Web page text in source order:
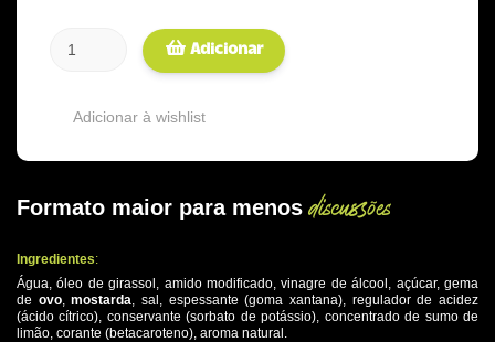
Adicionar
Adicionar à wishlist
Formato maior para menosdiscussões
Ingredientes:
Água, óleo de girassol, amido modificado, vinagre de álcool, açúcar, gema
de ovo,mostarda, sal, espessante (goma xantana), regulador de acidez
(ácido cítrico), conservante (sorbato de potássio), concentrado de sumo de
limão, corante (betacaroteno), aroma natural.